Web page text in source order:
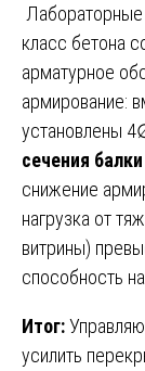
Лабораторные
класс бетона
арматурное
армирование:
установлены
сечения балки
снижение
нагрузка от
витрины)
способность
Итог:
усилить